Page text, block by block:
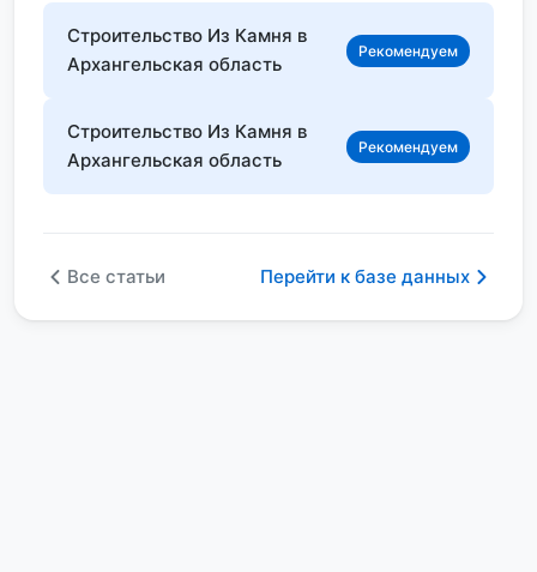
Строительство Из Камня в
Архангельская область
Рекомендуем
Строительство Из Камня в
Архангельская область
Рекомендуем
Все статьи Перейти к базе данных